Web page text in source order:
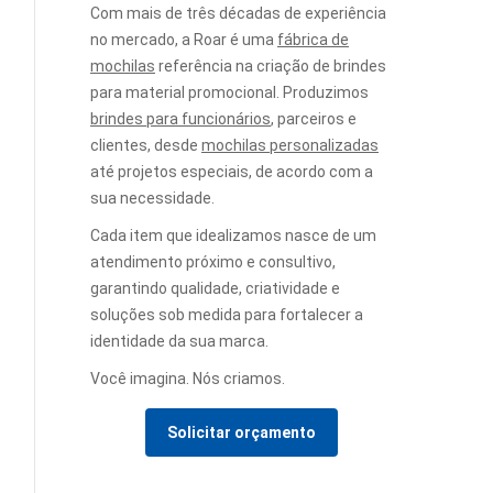
Com mais de três décadas de experiência
no mercado, a Roar é uma fábrica de
mochilas referência na criação de brindes
para material promocional. Produzimos
brindes para funcionários, parceiros e
clientes, desde mochilas personalizadas
até projetos especiais, de acordo com a
sua necessidade.
Cada item que idealizamos nasce de um
atendimento próximo e consultivo,
garantindo qualidade, criatividade e
soluções sob medida para fortalecer a
identidade da sua marca.
Você imagina. Nós criamos.
Solicitar orçamento